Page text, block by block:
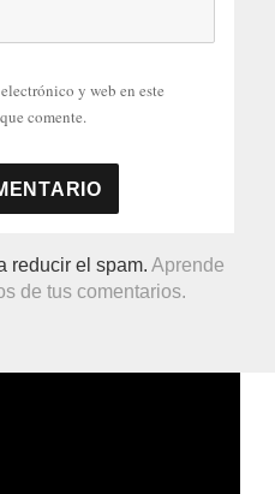
y web en este
comente.
reducir el spam.Aprende
de tus comentarios.